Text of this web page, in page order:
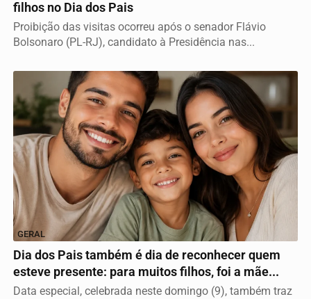
filhos no Dia dos Pais
Proibição das visitas ocorreu após o senador Flávio
Bolsonaro (PL-RJ), candidato à Presidência nas...
GERAL
Dia dos Pais também é dia de reconhecer quem
esteve presente: para muitos filhos, foi a mãe...
Data especial, celebrada neste domingo (9), também traz